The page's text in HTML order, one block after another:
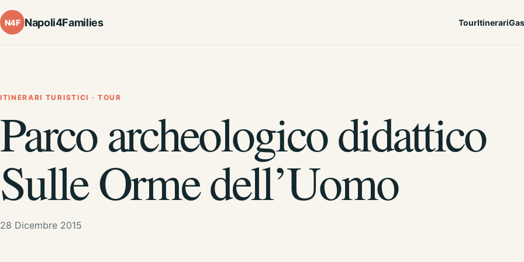
N4F Napoli4Families TourItinerari
ITINERARI TURISTICI · TOUR
Parco archeologico didattico
Sulle Orme dell’Uomo
28 Dicembre 2015